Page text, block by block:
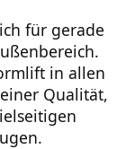
für gerade
in allen
Qualität,